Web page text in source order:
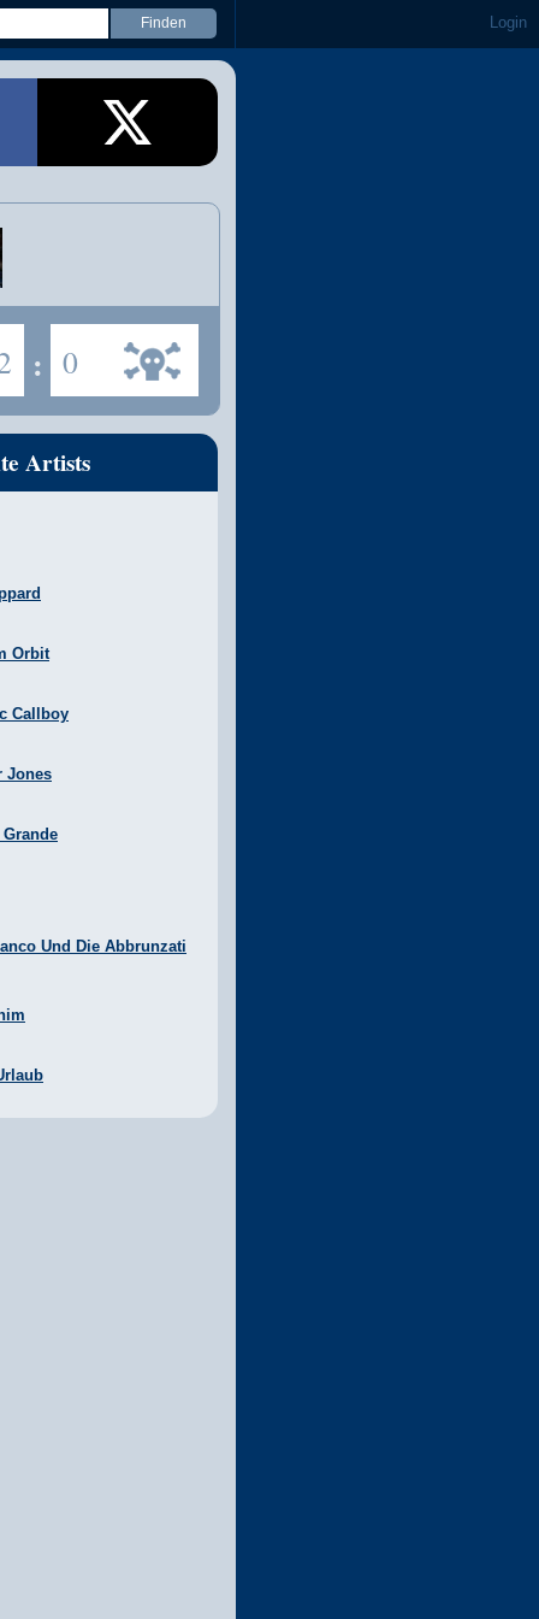
Login
: 0
Artists
Orbit
Callboy
Jones
Und Die Abbrunzati